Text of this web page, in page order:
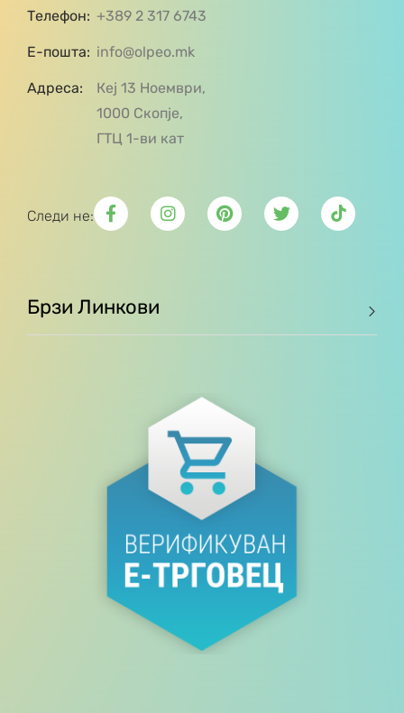
Телефон: +389 2 317 6743
Е-пошта: info@olpeo.mk
Адреса:
Кеј 13 Ноември,
1000 Скопје,
ГТЦ 1-ви кат
Следи не:
Брзи Линкови